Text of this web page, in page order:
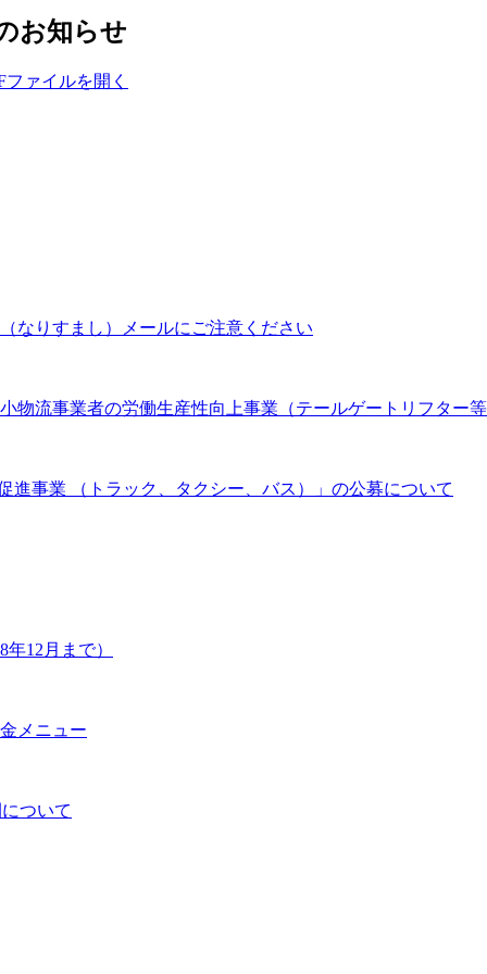
お知らせ
ァイルを開く
なりすまし）メールにご注意ください
物流事業者の労働生産性向上事業（テールゲートリフター等
進事業 （トラック、タクシー、バス）」の公募について
12月まで）
メニュー
ついて